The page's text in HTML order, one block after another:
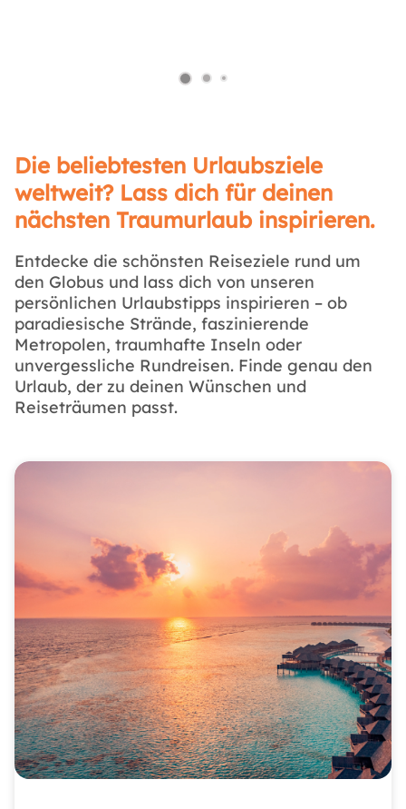
Die beliebtesten Urlaubsziele
weltweit? Lass dich für deinen
nächsten Traumurlaub inspirieren.
Entdecke die schönsten Reiseziele rund um
den Globus und lass dich von unseren
persönlichen Urlaubstipps inspirieren – ob
paradiesische Strände, faszinierende
Metropolen, traumhafte Inseln oder
unvergessliche Rundreisen. Finde genau den
Urlaub, der zu deinen Wünschen und
Reiseträumen passt.